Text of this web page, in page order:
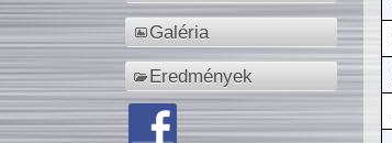
Galéria
Eredmények